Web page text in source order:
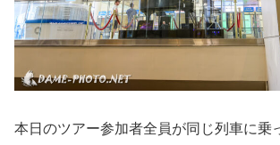
本日のツアー参加者全員が同じ列車に乗